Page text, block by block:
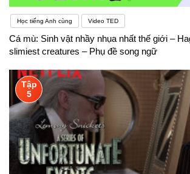
Học tiếng Anh cùng Video TED
Cá mù: Sinh vật nhầy nhụa nhất thế giới –
slimiest creatures – Phụ đề song ngữ
Tập
5